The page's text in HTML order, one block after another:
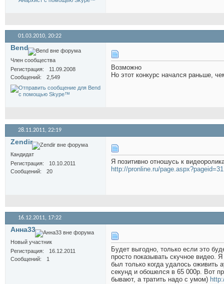
01.03.2010, 20:22
Bend
Член сообщества
Регистрация
11.09.2008
Сообщений
2,549
Возможно
Но этот конкурс начался раньше,
28.11.2011, 22:19
Zendir
Кандидат
Регистрация
10.10.2011
Сообщений
20
Я позитивно отношусь к
http://pronline.ru/page.aspx?pageid=31
16.12.2011, 17:22
Анна33
Новый участник
Регистрация
16.12.2011
Сообщений
1
Будет выгодно, только если это
просто показывать скучное видео.
был только когда удалось оживить
секунд и обошелся в 65 000р. Вот
бывают, а тратить надо с умом)